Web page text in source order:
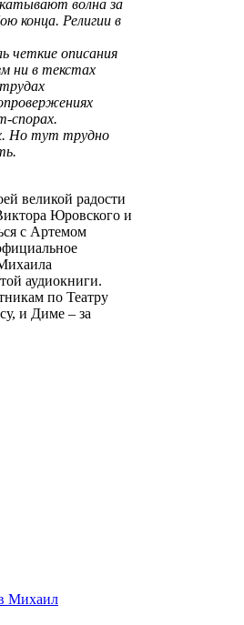
волна за
конца. Религии в
четкие описания
ни в текстах
спорах.
Но тут трудно
великой радости
Юровского и
с Артемом
аудиокниги.
по Театру
и Диме – за
Михаил